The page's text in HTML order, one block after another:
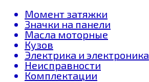
Момент затяжки
Значки на панели
Масла моторные
Кузов
Электрика и электроника
Неисправности
Комплектации